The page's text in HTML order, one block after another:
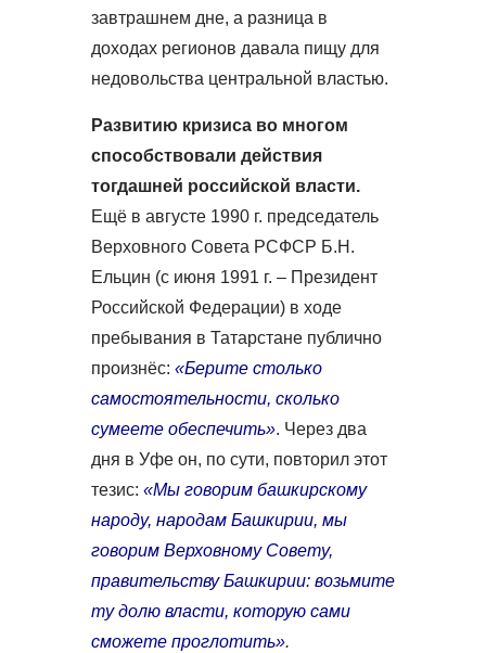
завтрашнем дне, а разница в
доходах регионов давала пищу для
недовольства центральной властью.
Развитию кризиса во многом
способствовали действия
тогдашней российской власти.
Ещё в августе 1990 г. председатель
Верховного Совета РСФСР Б.Н.
Ельцин (с июня 1991 г. – Президент
Российской Федерации) в ходе
пребывания в Татарстане публично
произнёс: «Берите столько
самостоятельности, сколько
сумеете обеспечить». Через два
дня в Уфе он, по сути, повторил этот
тезис: «Мы говорим башкирскому
народу, народам Башкирии, мы
говорим Верховному Совету,
правительству Башкирии: возьмите
ту долю власти, которую сами
сможете проглотить».